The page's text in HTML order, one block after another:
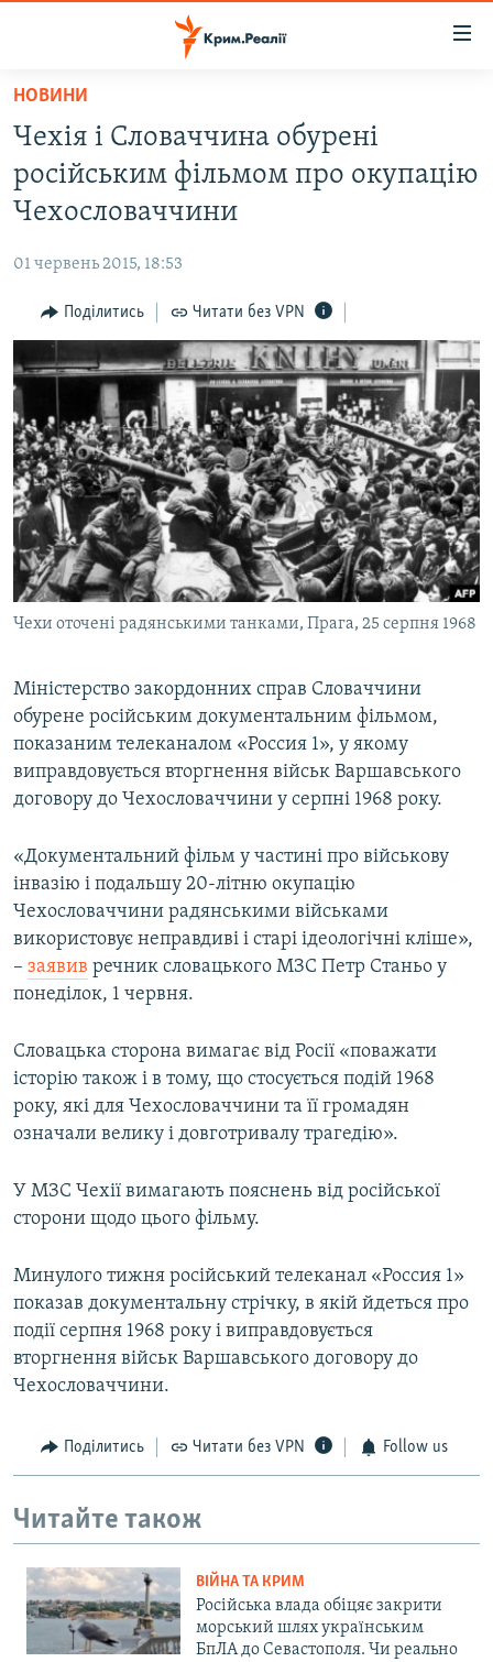
Перейти
основного
матеріалу
Перейти
основної
навігації
Перейти
до
пошуку
ВІДЕО ТА ФОТО
БЛОГИ
ПОГЛЯД
ІНТЕРВ'Ю
ВСЕ ЗА ДЕНЬ
СПЕЦПРОЕКТИ
ДЕПОРТАЦІЯ
ВІДЕОУРОКИ «ELIFBE»
СВІДЧЕННЯ ОКУПАЦІЇ
УКРАЇНСЬКА ПРОБЛЕМА КРИМУ
ІНФОГРАФІКА
ЯК ОБІЙТИ БЛОКУВАННЯ
Русский
Qırımtatar
ДОЛУЧАЙСЯ!
Усі сайти RFE/RL
НОВИНИ
Чехія і Словаччина обурені
російським фільмом про окупацію
Чехословаччини
01 червень 2015, 18:53
Поділитись Читати без VPN
Чехи оточені радянськими танками, Прага, 25 серпня 1968
Міністерство закордонних справ Словаччини
обурене російським документальним фільмом,
показаним телеканалом «Россия 1», у якому
виправдовується вторгнення військ Варшавського
договору до Чехословаччини у серпні 1968 року.
«Документальний фільм у частині про військову
інвазію і подальшу 20-літню окупацію
Чехословаччини радянськими військами
використовує неправдиві і старі ідеологічні кліше»,
– заявив речник словацького МЗС Петр Станьо у
понеділок, 1 червня.
Словацька сторона вимагає від Росії «поважати
історію також і в тому, що стосується подій 1968
року, які для Чехословаччини та її громадян
означали велику і довготривалу трагедію».
У МЗС Чехії вимагають пояснень від російської
сторони щодо цього фільму.
Минулого тижня російський телеканал «Россия 1»
показав документальну стрічку, в якій йдеться про
події серпня 1968 року і виправдовується
вторгнення військ Варшавського договору до
Чехословаччини.
Поділитись Читати без VPN Follow us
Читайте також
ВІЙНА ТА КРИМ
Російська влада обіцяє закрити
морський шлях українським
БпЛА до Севастополя. Чи реально